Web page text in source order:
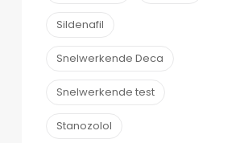
Sildenafil
Snelwerkende Deca
Snelwerkende test
Stanozolol